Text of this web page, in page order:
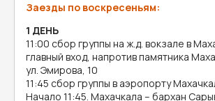
Заезды по воскресеньям:
1 ДЕНЬ
11:00 сбор группы на ж.д. вокзале в
главный вход, напротив памятника
ул. Эмирова, 10
11:45 сбор группы в аэропорту
Начало 11:45. Махачкала – бархан